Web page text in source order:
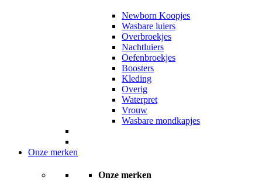
Newborn Koopjes
Wasbare luiers
Overbroekjes
Nachtluiers
Oefenbroekjes
Boosters
Kleding
Overig
Waterpret
Vrouw
Wasbare mondkapjes
Onze merken
Onze merken